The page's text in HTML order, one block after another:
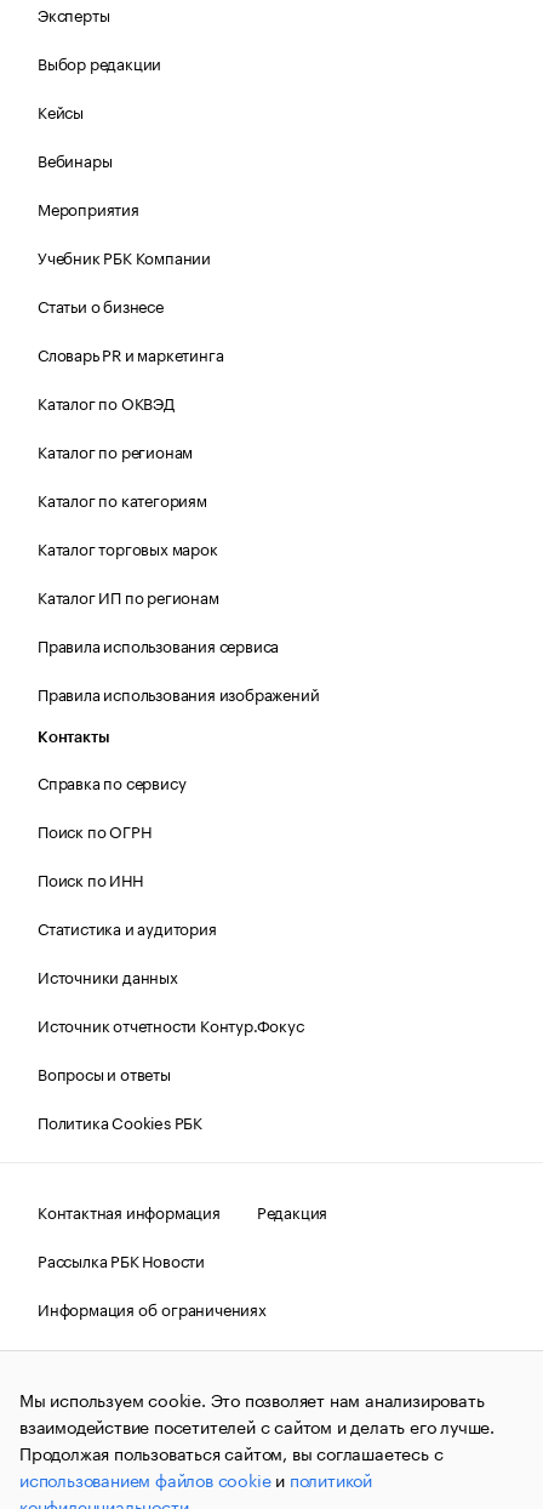
Эксперты
Выбор редакции
Кейсы
Вебинары
Мероприятия
Учебник РБК Компании
Статьи о бизнесе
Словарь PR и маркетинга
Каталог по ОКВЭД
Каталог по регионам
Каталог по категориям
Каталог торговых марок
Каталог ИП по регионам
Правила использования сервиса
Правила использования изображений
Контакты
Справка по сервису
Поиск по ОГРН
Поиск по ИНН
Статистика и аудитория
Источники данных
Источник отчетности Контур.Фокус
Вопросы и ответы
Политика Cookies РБК
Контактная информация
Редакция
Рассылка РБК Новости
Информация об ограничениях
Правовая информация
О соблюдении авторских прав
© АО «РОСБИЗНЕСКОНСАЛТИНГ»,1995–2026.Сообщения
и материалы информационного агентства «РБК»
(зарегистрировано Федеральной службой по надзору в сфере
связи, информационных технологий и массовых
коммуникаций (Роскомнадзор) 09.12.2015 за номером ИА
№ФС77-63848) сопровождаются пометкой «РБК». Отдельные
Мы используем cookie. Это позволяет нам анализировать
взаимодействие посетителей с сайтом и делать его лучше.
Продолжая пользоваться сайтом, вы соглашаетесь с
использованием файлов cookieи политикой